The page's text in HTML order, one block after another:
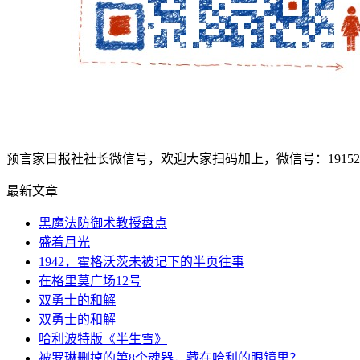
预言家日报社社长微信号，欢迎大家扫码加上，微信号：
最新文章
黑魔法防御术教授盘点
盛着月光
1942，霍格沃茨未被记下的半页往事
在格里莫广场12号
双勇士的和解
双勇士的和解
哈利波特版《半生雪》